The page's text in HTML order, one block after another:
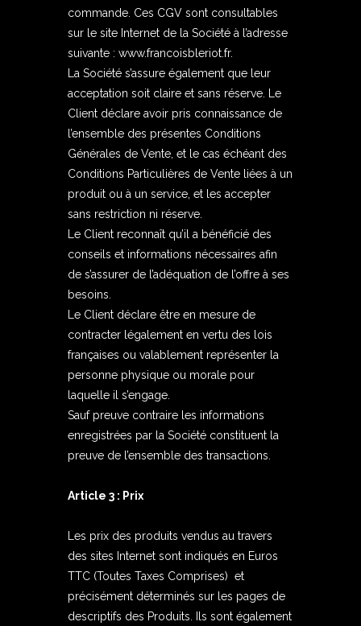
commande. Ces CGV sont consultables
sur le site Internet de la Société à l’adresse
suivante : www.francoisbleriot.fr.
La Société s’assure également que leur
acceptation soit claire et sans réserve. Le
Client déclare avoir pris connaissance de
l’ensemble des présentes Conditions
Générales de Vente, et le cas échéant des
Conditions Particulières de Vente liées à un
produit ou à un service, et les accepter
sans restriction ni réserve.
Le Client reconnaît qu’il a bénéficié des
conseils et informations nécessaires afin
de s’assurer de l’adéquation de l’offre à ses
besoins.
Le Client déclare être en mesure de
contracter légalement en vertu des lois
françaises ou valablement représenter la
personne physique ou morale pour
laquelle il s’engage.
Sauf preuve contraire les informations
enregistrées par la Société constituent la
preuve de l’ensemble des transactions.
Article 3 : Prix
Les prix des produits vendus au travers
des sites Internet sont indiqués en Euros
TTC (Toutes Taxes Comprises) et
précisément déterminés sur les pages de
descriptifs des Produits. Ils sont également